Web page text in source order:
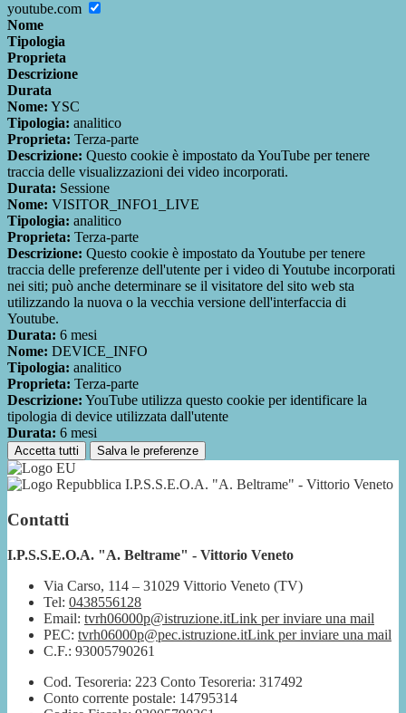
youtube.com
Nome
Tipologia
Proprieta
Descrizione
Durata
Nome: YSC
Tipologia: analitico
Proprieta: Terza-parte
Descrizione: Questo cookie è impostato da YouTube per tenere
traccia delle visualizzazioni dei video incorporati.
Durata: Sessione
Nome: VISITOR_INFO1_LIVE
Tipologia: analitico
Proprieta: Terza-parte
Descrizione: Questo cookie è impostato da Youtube per tenere
traccia delle preferenze dell'utente per i video di Youtube incorporati
nei siti; può anche determinare se il visitatore del sito web sta
utilizzando la nuova o la vecchia versione dell'interfaccia di
Youtube.
Durata: 6 mesi
Nome: DEVICE_INFO
Tipologia: analitico
Proprieta: Terza-parte
Descrizione: YouTube utilizza questo cookie per identificare la
tipologia di device utilizzata dall'utente
Durata: 6 mesi
Accetta tutti Salva le preferenze
I.P.S.S.E.O.A. "A. Beltrame" - Vittorio Veneto
Contatti
I.P.S.S.E.O.A. "A. Beltrame" - Vittorio Veneto
Via Carso, 114 – 31029 Vittorio Veneto (TV)
Tel: 0438556128
Email: tvrh06000p@istruzione.itLink per inviare una mail
PEC: tvrh06000p@pec.istruzione.itLink per inviare una mail
C.F.: 93005790261
Cod. Tesoreria: 223 Conto Tesoreria: 317492
Conto corrente postale: 14795314